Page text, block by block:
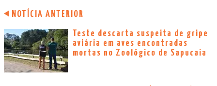
NOTÍCIA ANTERIOR
Teste descarta suspeita de gripe
aviária em aves encontradas
mortas no Zoológico de Sapucaia